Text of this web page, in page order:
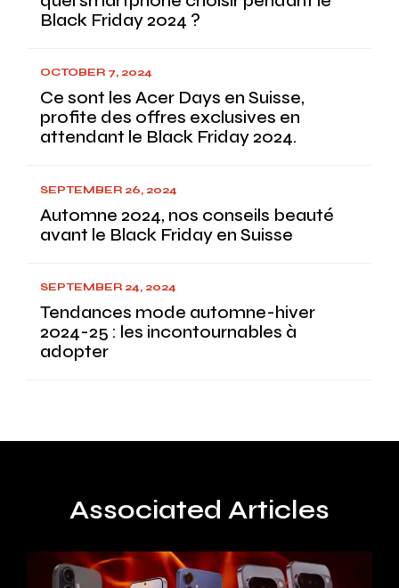
Black Friday 2024 ?
OCTOBER 7, 2024
Ce sont les Acer Days en Suisse,
profite des offres exclusives en
attendant le Black Friday 2024.
SEPTEMBER 26, 2024
Automne 2024, nos conseils beauté
avant le Black Friday en Suisse
SEPTEMBER 24, 2024
Tendances mode automne-hiver
2024-25 : les incontournables à
adopter
Associated Articles